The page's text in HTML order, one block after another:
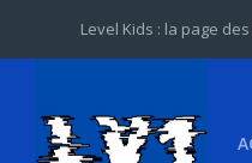
Level Kids : la page